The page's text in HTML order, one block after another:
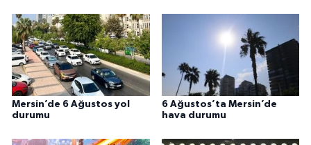
Mersin’de 6 Ağustos yol
durumu
6 Ağustos’ta Mersin’de
hava durumu